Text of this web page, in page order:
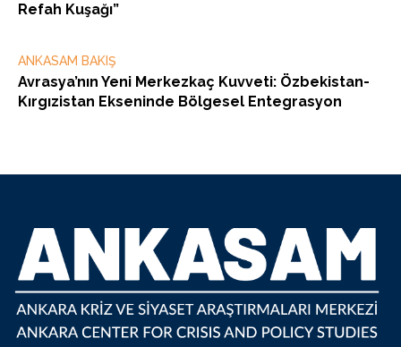
Refah Kuşağı”
ANKASAM BAKIŞ
Avrasya’nın Yeni Merkezkaç Kuvveti: Özbekistan-
Kırgızistan Ekseninde Bölgesel Entegrasyon